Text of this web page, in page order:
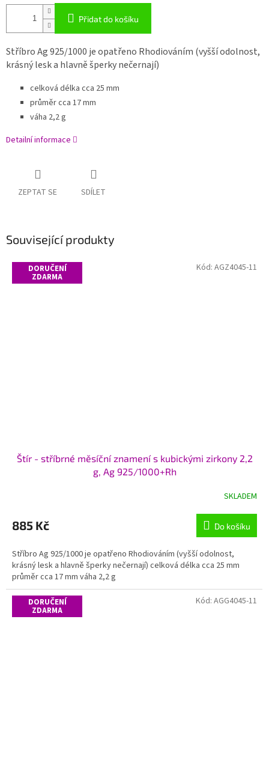
Přidat do košíku
Stříbro Ag 925/1000 je opatřeno Rhodiováním (vyšší odolnost,
krásný lesk a hlavně šperky nečernají)
celková délka cca 25 mm
průměr cca 17 mm
váha 2,2 g
Detailní informace
ZEPTAT SE SDÍLET
Související produkty
DORUČENÍ
ZDARMA
Štír - stříbrné měsíční znamení s kubickými zirkony 2,2
g, Ag 925/1000+Rh
SKLADEM
885 Kč Do košíku
Stříbro Ag 925/1000 je opatřeno Rhodiováním (vyšší odolnost,
krásný lesk a hlavně šperky nečernají) celková délka cca 25 mm
průměr cca 17 mm váha 2,2 g
Kód: AGZ4045-11
DORUČENÍ
ZDARMA
Kód: AGG4045-11